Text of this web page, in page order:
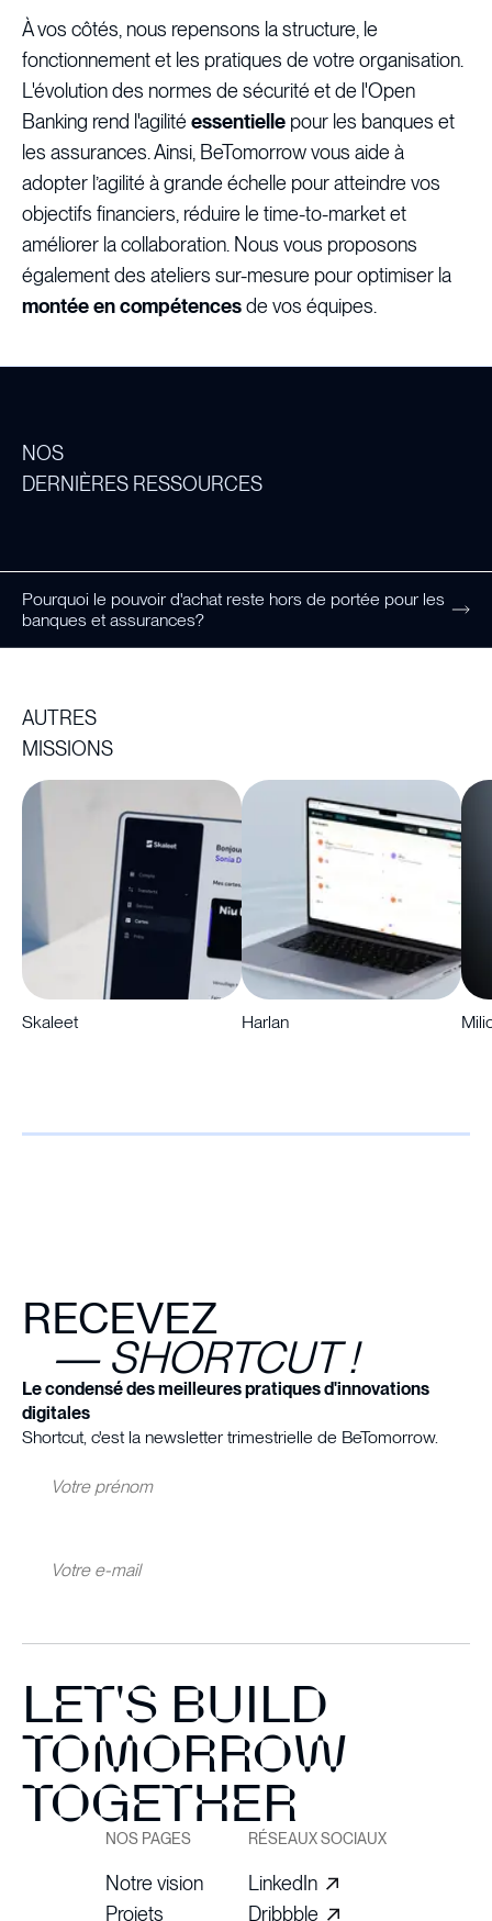
À vos côtés, nous repensons la structure, le
fonctionnement et les pratiques de votre organisation.
L'évolution des normes de sécurité et de l'Open
Banking rend l'agilitéessentielle pour les banques et
les assurances. Ainsi, BeTomorrow vous aide à
adopter l’agilité à grande échelle pour atteindre vos
objectifs financiers, réduire le time-to-market et
améliorer la collaboration. Nous vous proposons
également des ateliers sur-mesure pour optimiser la
montée en compétencesde vos équipes.
NOS
DERNIÈRES RESSOURCES
Pourquoi le pouvoir d'achat reste hors de portée pour les
banques et assurances?
AUTRES
MISSIONS
Skaleet Harlan
RECEVEZ
— SHORTCUT !
Le condensé des meilleures pratiques d'innovations
digitales
Shortcut, c'est la newsletter trimestrielle de BeTomorrow.
LET'S BUILD
TOMORROW
TOGETHER
NOS PAGES
Notre vision
Projets
RÉSEAUX SOCIAUX
LinkedIn
Dribbble